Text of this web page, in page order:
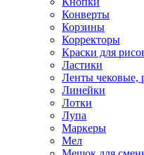
Конверты
Корзины
Корректоры
Краски для
Ластики
Ленты чековые,
Линейки
Лотки
Лупа
Маркеры
Мел